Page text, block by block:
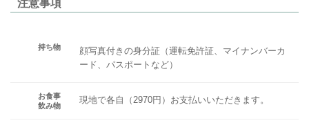
注意事項
持ち物
顔写真付きの身分証（運転免許証、マイナンバーカ
ード、パスポートなど）
お食事
飲み物
現地で各自（2970円）お支払いいただきます。